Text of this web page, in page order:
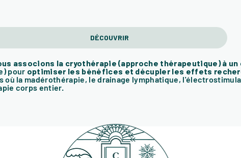
DÉCOUVRIR
associons la cryothérapie (approche thérapeutique) à
pour optimiser les bénéfices et décupler les effets
où la madérothérapie, le drainage lymphatique,
corps entier.